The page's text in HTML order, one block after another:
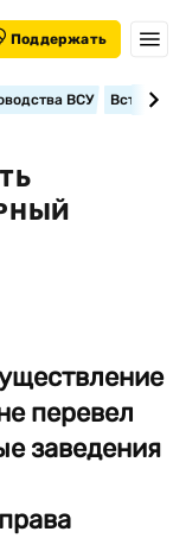
Поддержать
ВСУ
перевел
заведения